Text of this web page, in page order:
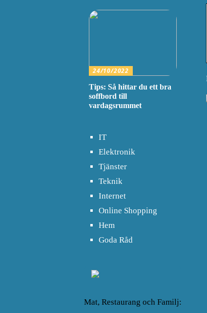
24/10/2022
Tips: Så hittar du ett bra
soffbord till
vardagsrummet
IT
Elektronik
Tjänster
Teknik
Internet
Online Shopping
Hem
Goda Råd
Mat, Restaurang och Familj: